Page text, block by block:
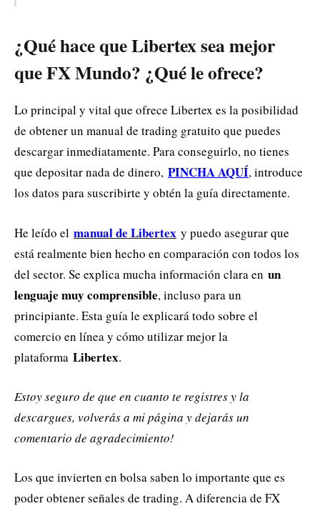
¿Qué hace que Libertex sea mejor
que FX Mundo? ¿Qué le ofrece?
Lo principal y vital que ofrece Libertex es la posibilidad
de obtener un manual de trading gratuito que puedes
descargar inmediatamente. Para conseguirlo, no tienes
que depositar nada de dinero, PINCHA AQUÍ, introduce
los datos para suscribirte y obtén la guía directamente.
He leído el manual de Libertex y puedo asegurar que
está realmente bien hecho en comparación con todos los
del sector. Se explica mucha información clara en un
lenguaje muy comprensible, incluso para un
principiante. Esta guía le explicará todo sobre el
comercio en línea y cómo utilizar mejor la
plataforma Libertex.
Estoy seguro de que en cuanto te registres y la
descargues, volverás a mi página y dejarás un
comentario de agradecimiento!
Los que invierten en bolsa saben lo importante que es
poder obtener señales de trading. A diferencia de FX